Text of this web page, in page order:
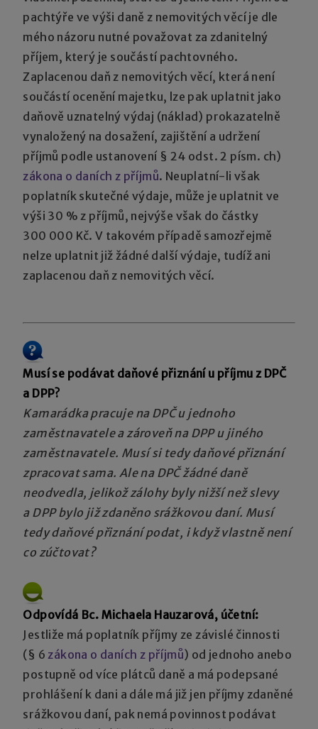
pachtýře ve výši daně z nemovitých věcí je dle
mého názoru nutné považovat za zdanitelný
příjem, který je součástí pachtovného.
Zaplacenou daň z nemovitých věcí, která není
součástí ocenění majetku, lze pak uplatnit jako
daňově uznatelný výdaj (náklad) prokazatelně
vynaložený na dosažení, zajištění a udržení
příjmů podle ustanovení § 24 odst. 2 písm. ch)
zákona o daních z příjmů. Neuplatní-li však
poplatník skutečné výdaje, může je uplatnit ve
výši 30 % z příjmů, nejvýše však do částky
300 000 Kč. V takovém případě samozřejmě
nelze uplatnit již žádné další výdaje, tudíž ani
zaplacenou daň z nemovitých věcí.
Musí se podávat daňové přiznání u příjmu z DPČ
a DPP?
Kamarádka pracuje na DPČ u jednoho
zaměstnavatele a zároveň na DPP u jiného
zaměstnavatele. Musí si tedy daňové přiznání
zpracovat sama. Ale na DPČ žádné daně
neodvedla, jelikož zálohy byly nižší než slevy
a DPP bylo již zdaněno srážkovou daní. Musí
tedy daňové přiznání podat, i když vlastně není
co zúčtovat?
Odpovídá Bc. Michaela Hauzarová, účetní:
Jestliže má poplatník příjmy ze závislé činnosti
(§ 6 zákona o daních z příjmů) od jednoho anebo
postupně od více plátců daně a má podepsané
prohlášení k dani a dále má již jen příjmy zdaněné
srážkovou daní, pak nemá povinnost podávat